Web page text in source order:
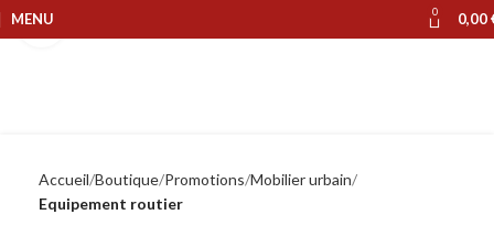
MENU 0 0,00
Accueil Boutique Promotions Mobilier urbain
Equipement routier